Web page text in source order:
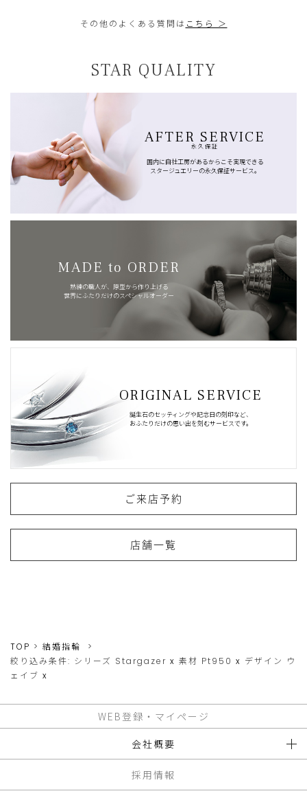
その他のよくある質問は こちら ＞
STAR QUALITY
AFTER SERVICE
永久保証
国内に自社工房があるからこそ実現できる
スタージュエリーの永久保証サービス。
MADE to ORDER
熟練の職人が、原型から作り上げる
世界にふたりだけのスペシャルオーダー
ORIGINAL SERVICE
誕生石のセッティングや記念日の刻印など、
おふたりだけの思い出を刻むサービスです。
ご来店予約
店舗一覧
TOP
結婚指輪
絞り込み条件: シリーズ Stargazer x 素材 Pt950 x デザイン ウ
ェイブ x
WEB登録・マイページ
会社概要
採用情報